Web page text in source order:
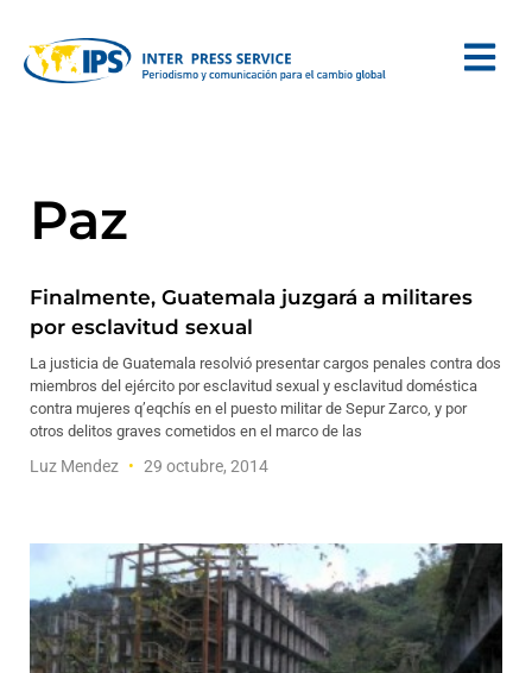
Paz
Finalmente, Guatemala juzgará a militares
por esclavitud sexual
La justicia de Guatemala resolvió presentar cargos penales contra dos
miembros del ejército por esclavitud sexual y esclavitud doméstica
contra mujeres q’eqchís en el puesto militar de Sepur Zarco, y por
otros delitos graves cometidos en el marco de las
Luz Mendez 29 octubre, 2014